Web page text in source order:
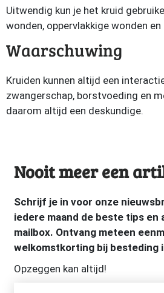
Uitwendig kun je het kruid
wonden, oppervlakkige wonden
Waarschuwing
Kruiden kunnen altijd een
zwangerschap, borstvoeding en
daarom altijd een deskundige.
Nooit meer een
Schrijf je in voor onze
iedere maand de beste tips en
mailbox. Ontvang meteen
welkomstkorting bij besteding
Opzeggen kan altijd!